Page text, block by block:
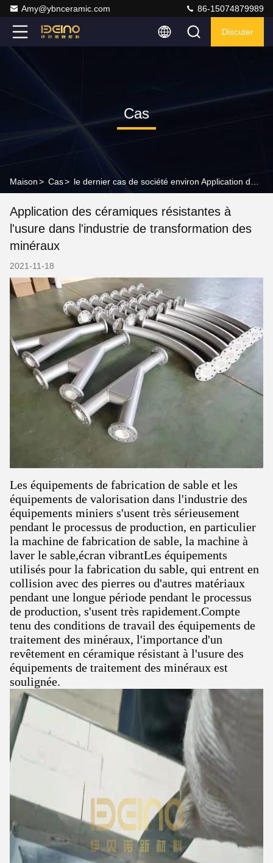
Amy@ybnceramic.com 86-15074879989
Discuter
Cas
Maison> Cas>
Application des céramiques résistantes à
l'usure dans l'industrie de transformation des
minéraux
2021-11-18
Les équipements de fabrication de sable et les
équipements de valorisation dans l'industrie des
équipements miniers s'usent très sérieusement
pendant le processus de production, en particulier
la machine de fabrication de sable, la machine à
laver le sable,écran vibrantLes équipements
utilisés pour la fabrication du sable, qui entrent en
collision avec des pierres ou d'autres matériaux
pendant une longue période pendant le processus
de production, s'usent très rapidement.Compte
tenu des conditions de travail des équipements de
traitement des minéraux, l'importance d'un
revêtement en céramique résistant à l'usure des
équipements de traitement des minéraux est
soulignée.